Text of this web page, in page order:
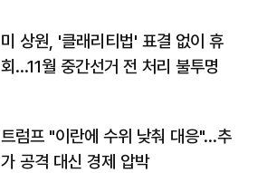
미 상원, '클래리티법' 표결 없이 휴
회…11월 중간선거 전 처리 불투명
트럼프 "이란에 수위 낮춰 대응"…추
가 공격 대신 경제 압박